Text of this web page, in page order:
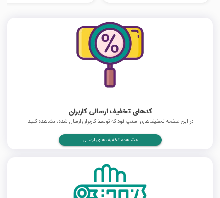
کدهای تخفیف ارسالی کاربران
در این صفحه تخفیف‌های اسنپ فود که توسط کاربران ارسال شده، مشاهده کنید.
مشاهده تخفیف‌های ارسالی